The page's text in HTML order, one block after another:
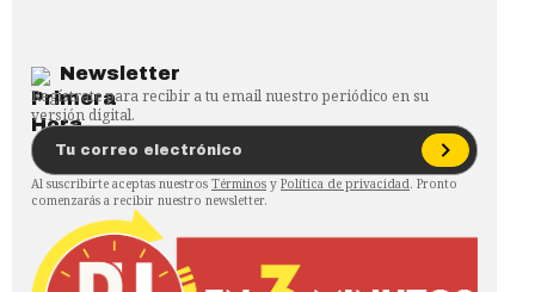
Newsletter
Regístrate para recibir a tu email nuestro periódico en su
versión digital.
Al suscribirte aceptas nuestros Términos y Política de privacidad. Pronto
comenzarás a recibir nuestro newsletter.